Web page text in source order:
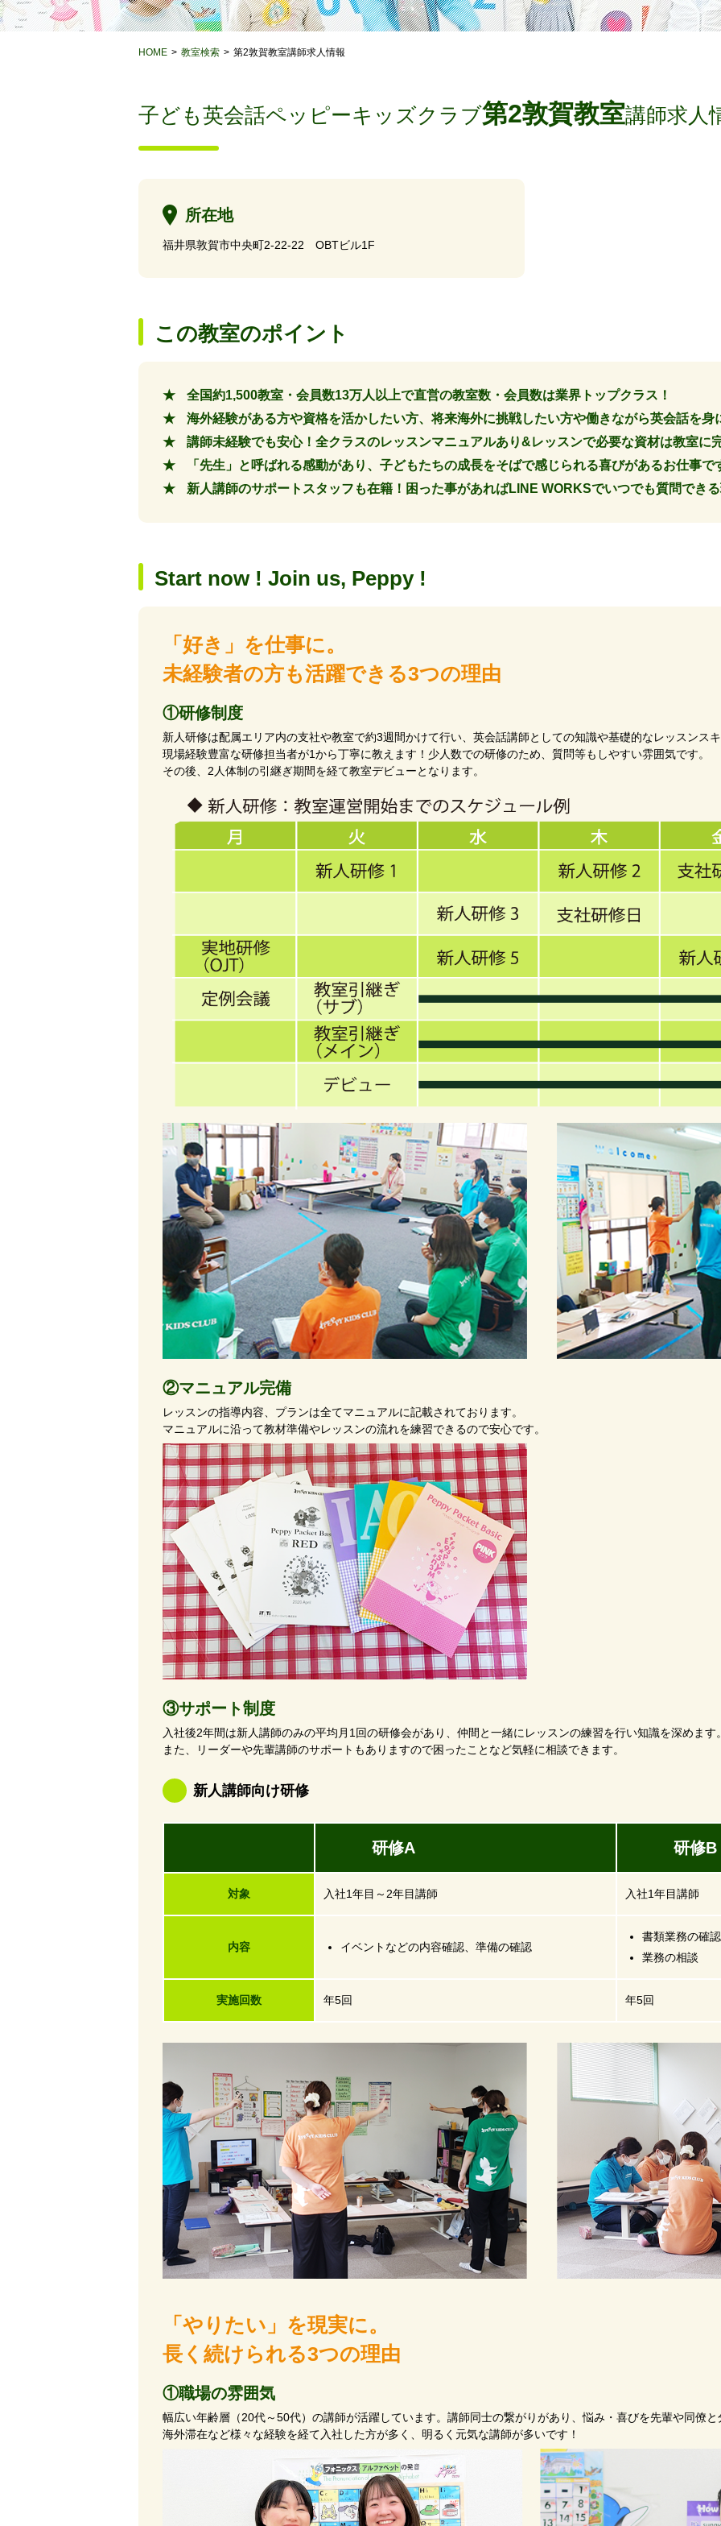
HOME 教室検索 第2敦賀教室講師求人情報
子ども英会話ペッピーキッズクラブ第2敦賀教室講師求人
所在地
福井県敦賀市中央町2-22-22 OBTビル1F
この教室のポイント
全国約1,500教室・会員数13万人以上で直営の教室数・会員数は業界トップクラス！
海外経験がある方や資格を活かしたい方、将来海外に挑戦したい方や働きながら英会話を身
講師未経験でも安心！全クラスのレッスンマニュアルあり&レッスンで必要な資材は教室に
「先生」と呼ばれる感動があり、子どもたちの成長をそばで感じられる喜びがあるお仕事で
新人講師のサポートスタッフも在籍！困った事があればLINE WORKSでいつでも質問でき
Start now ! Join us, Peppy !
「好き」を仕事に。
未経験者の方も活躍できる3つの理由
①研修制度
新人研修は配属エリア内の支社や教室で約3週間かけて行い、英会話講師としての知識や基礎的なレッスンス
現場経験豊富な研修担当者が1から丁寧に教えます！少人数での研修のため、質問等もしやすい雰囲気です。
その後、2人体制の引継ぎ期間を経て教室デビューとなります。
②マニュアル完備
レッスンの指導内容、プランは全てマニュアルに記載されております。
マニュアルに沿って教材準備やレッスンの流れを練習できるので安心です。
③サポート制度
入社後2年間は新人講師のみの平均月1回の研修会があり、仲間と一緒にレッスンの練習を行い知識を深めます
また、リーダーや先輩講師のサポートもありますので困ったことなど気軽に相談できます。
新人講師向け研修
研修A 研修B
対象 入社1年目～2年目講師 入社1年目講師
内容 イベントなどの内容確認、準備の確認
書類業務の確認
業務の相談
実施回数 年5回 年5回
「やりたい」を現実に。
長く続けられる3つの理由
①職場の雰囲気
幅広い年齢層（20代～50代）の講師が活躍しています。講師同士の繋がりがあり、悩み・喜びを先輩や同僚
海外滞在など様々な経験を経て入社した方が多く、明るく元気な講師が多いです！